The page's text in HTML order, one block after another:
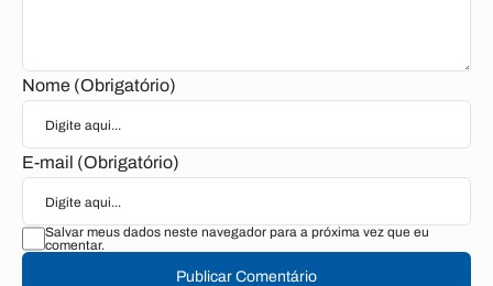
Nome (Obrigatório)
E-mail (Obrigatório)
Salvar meus dados neste navegador para a próxima vez que eu
comentar.
Publicar Comentário